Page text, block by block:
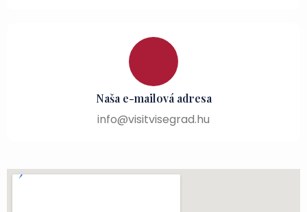
Naša e-mailová adresa
info@visitvisegrad.hu